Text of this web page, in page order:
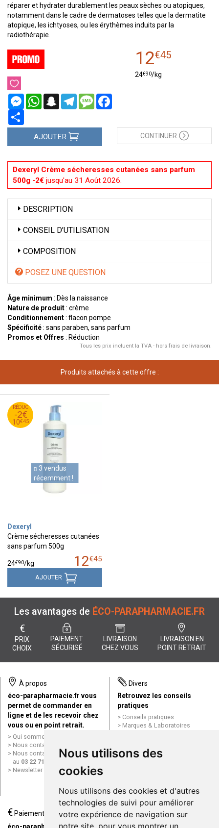
Nous utilisons des
cookies
Nous utilisons des cookies et d'autres
technologies de suivi pour améliorer
votre expérience de navigation sur
notre site, pour vous montrer un
réparer et hydrater durablement les peaux sèches ou atopiques,
notamment dans le cadre de dermatoses telles que la dermatite
atopique, les ichtyoses, ou les érythèmes induits par la
radiothérapie.
MessengerWhatsAppSnapchatTelegramMessage
12€45
24€90/kg
AJOUTER CONTINUER
Dexeryl Crème sécheresses cutanées sans parfum
500g -2€ jusqu'au 31 Août 2026.
DESCRIPTION
CONSEIL D’UTILISATION
COMPOSITION
POSEZ UNE QUESTION
Âge minimum : Dès la naissance
Nature de produit: crème
Conditionnement: flacon pompe
Spécificité: sans paraben, sans parfum
Promos et Offres : Réduction
Tous les prix incluent la TVA - hors frais de livraison.
Produits attachés à cette offre :
RÉDUC
-2€
10€45
12
€
45
10
€
45
3 vendus
récemment !
Dexeryl
Crème sécheresses cutanées
sans parfum 500g
12€45
24€90/kg
AJOUTER
Les avantages de ÉCO-PARAPHARMACIE.FR
€
PRIX
CHOIX
PAIEMENT
SÉCURISÉ
LIVRAISON
CHEZ VOUS
LIVRAISON EN
POINT RETRAIT
À propos
éco-parapharmacie.fr vous
permet de commander en
ligne et de les recevoir chez
vous ou en point retrait.
Qui sommes nous ?
Nous contacter par e-mail
Nous contacter par téléphone
au 03 22 71 64 10
Newsletter
Divers
Retrouvez les conseils
pratiques
Conseils pratiques
Marques & Laboratoires
Mentions légales
Données personnelles
ligne
€ Paiement
Livraison / Point retrait
Commandez en ligne et